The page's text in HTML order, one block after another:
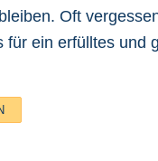
Oft
für ein erfülltes und